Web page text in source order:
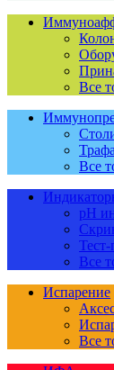
Все
Все
pH
Все
Испарение
Все